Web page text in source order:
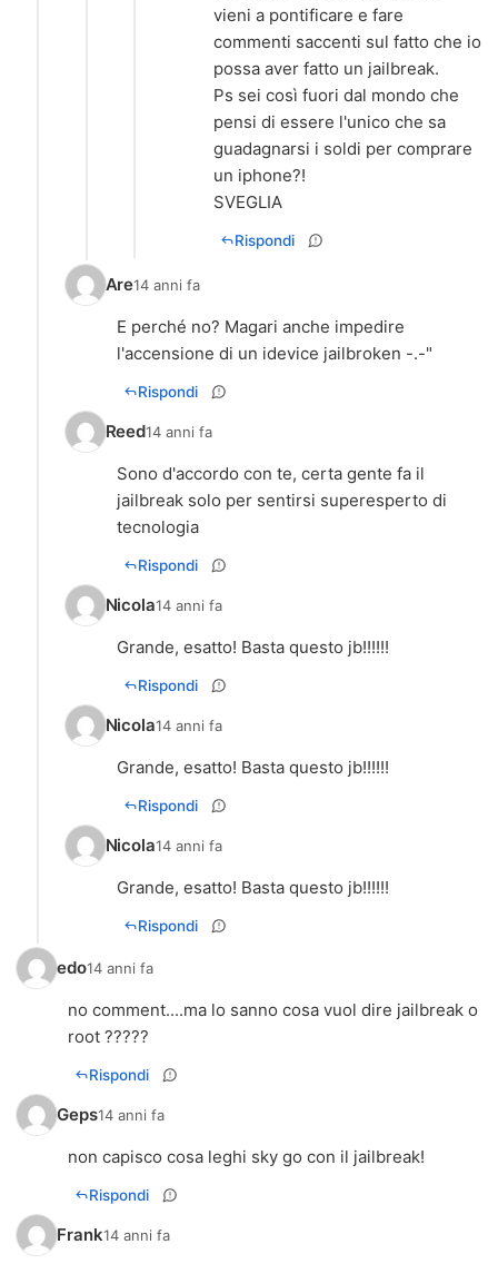
vieni a pontificare e fare
commenti saccenti sul fatto che io
possa aver fatto un jailbreak.
Ps sei così fuori dal mondo che
pensi di essere l'unico che sa
guadagnarsi i soldi per comprare
un iphone?!
SVEGLIA
Rispondi
Are14 anni fa
E perché no? Magari anche impedire
l'accensione di un idevice jailbroken -.-"
Rispondi
Reed14 anni fa
Sono d'accordo con te, certa gente fa il
jailbreak solo per sentirsi superesperto di
tecnologia
Rispondi
Nicola14 anni fa
Grande, esatto! Basta questo jb!!!!!!
Rispondi
Nicola14 anni fa
Grande, esatto! Basta questo jb!!!!!!
Rispondi
Nicola14 anni fa
Grande, esatto! Basta questo jb!!!!!!
Rispondi
edo14 anni fa
no comment....ma lo sanno cosa vuol dire jailbreak o
root ?????
Rispondi
Geps14 anni fa
non capisco cosa leghi sky go con il jailbreak!
Rispondi
Frank14 anni fa